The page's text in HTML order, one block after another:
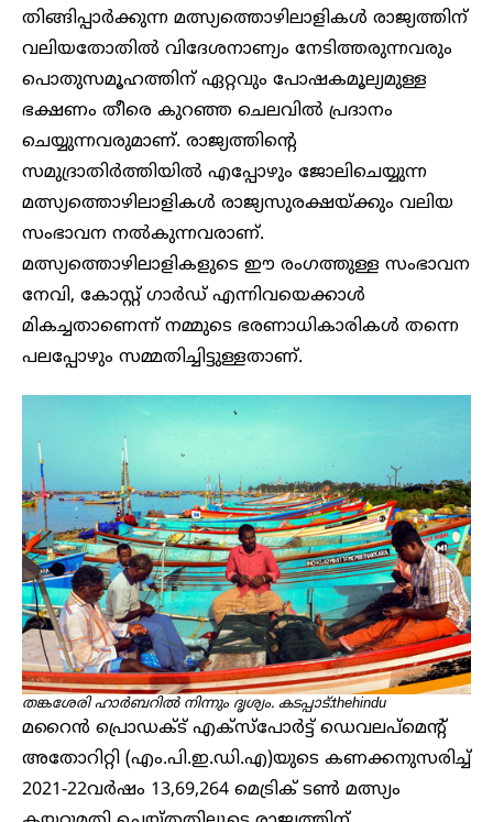
തിങ്ങിപ്പാർക്കുന്ന മത്സ്യത്തൊഴിലാളികൾ രാജ്യത്തിന്
വലിയതോതിൽ വിദേശനാണ്യം നേടിത്തരുന്നവരും
പൊതുസമൂഹത്തിന് ഏറ്റവും പോഷകമൂല്യമുള്ള
ഭക്ഷണം തീരെ കുറഞ്ഞ ചെലവിൽ പ്രദാനം
ചെയ്യുന്നവരുമാണ്. രാജ്യത്തിന്റെ
സമുദ്രാതിർത്തിയിൽ എപ്പോഴും ജോലിചെയ്യുന്ന
മത്സ്യത്തൊഴിലാളികൾ രാജ്യസുരക്ഷയ്ക്കും വലിയ
സംഭാവന നൽകുന്നവരാണ്.
മത്സ്യത്തൊഴിലാളികളുടെ ഈ രംഗത്തുള്ള സംഭാവന
നേവി, കോസ്റ്റ് ഗാർഡ് എന്നിവയെക്കാൾ
മികച്ചതാണെന്ന് നമ്മുടെ ഭരണാധികാരികൾ തന്നെ
പലപ്പോഴും സമ്മതിച്ചിട്ടുള്ളതാണ്.
തങ്കശേരി ഹാർബറിൽ നിന്നും ദൃശ്യം. കടപ്പാട്:thehindu
മറൈൻ പ്രൊഡക്ട് എക്സ്പോർട്ട് ഡെവലപ്മെന്റ്
അതോറിറ്റി (എം.പി.ഇ.ഡി.എ)യുടെ കണക്കനുസരിച്ച്
2021-22വർഷം 13,69,264 മെട്രിക് ടൺ മത്സ്യം